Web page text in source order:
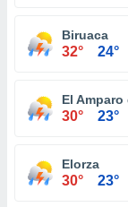
Biruaca
32° 24°
El Amparo
30° 23°
Elorza
30° 23°